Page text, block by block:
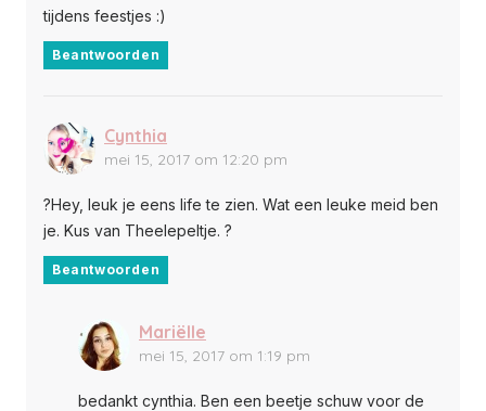
tijdens feestjes :)
Beantwoorden
Cynthia
mei 15, 2017 om 12:20 pm
?Hey, leuk je eens life te zien. Wat een leuke meid ben
je. Kus van Theelepeltje. ?
Beantwoorden
Mariëlle
mei 15, 2017 om 1:19 pm
bedankt cynthia. Ben een beetje schuw voor de